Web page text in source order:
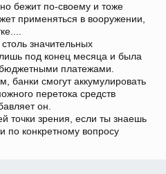
бежит по-своему и тоже
применяться в вооружении,
значительных
под конец месяца и была
платежами.
банки смогут аккумулировать
перетока средств
он.
точки зрения, если ты знаешь
по конкретному вопросу